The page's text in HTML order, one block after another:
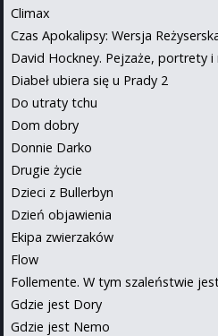
Climax
Czas Apokalipsy: Wersja
David Hockney. Pejzaże, portrety
Diabeł ubiera się u Prady 2
Do utraty tchu
Dom dobry
Donnie Darko
Drugie życie
Dzieci z Bullerbyn
Dzień objawienia
Ekipa zwierzaków
Flow
Follemente. W tym szaleństwie
Gdzie jest Dory
Gdzie jest Nemo